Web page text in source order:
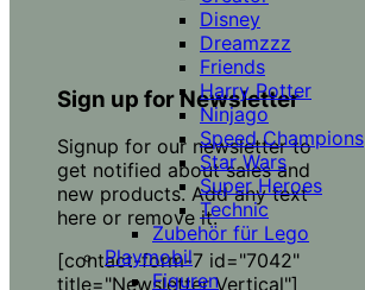
Sign up for Newsletter
Signup for our newsletter to
get notified about sales and
new products. Add any text
here or remove it.
[contact-form-7 id="7042"
title="Newsletter Vertical"]
Disney
Dreamzzz
Friends
Harry Potter
Ninjago
Speed Champions
Star Wars
Super Heroes
Technic
Zubehör für Lego
Playmobil
Figuren